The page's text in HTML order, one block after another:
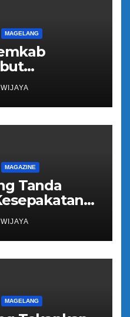
MAGELANG
Haji
MAGAZINE
Tanda
MAGELANG